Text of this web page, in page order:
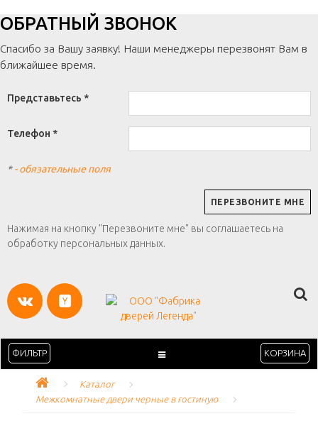
ОБРАТНЫЙ ЗВОНОК
Спасибо за Вашу заявку! Наши менеджеры перезвонят Вам в
ближайшее время.
Представьтесь *
Телефон *
*- обязательные поля
Нажимая на кнопку "Перезвоните мне" вы соглашаетесь на
обработку персональных данных.
ФИЛЬТР КОРЗИНА
Каталог
Межкомнатные двери черные в гостиную